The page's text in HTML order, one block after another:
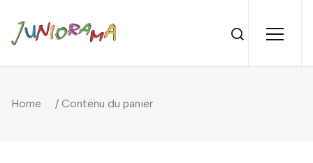
Home / Contenu du panier